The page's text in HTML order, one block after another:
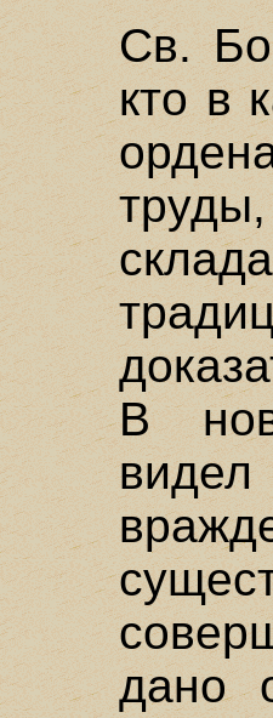
Св.
кто в
В
дано